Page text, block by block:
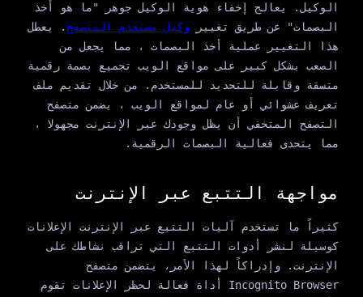
الوكيل. يعالج إخفاء هوية الوكيل جوهر "ما هو أخذ
البصمات" عن طريق تغيير
وكيل مستخدم المتصفح. يعطل
هذا التغيير عملية أخذ البصمات ، مما يجعل من
الصعب بشكل كبير على مواقع الويب تجميع بصمة رقمية
متسقة وقابلة للتحديد للمستخدم. من خلال تقديم ملف
تعريف عشوائي أو عام لمواقع الويب ، يضمن متصفح
التصفح المتخفي أن يظل وجودك عبر الإنترنت مجهولا ،
مما يتحدى فعالية البصمات الرقمية.
مواجهة التتبع عبر الإنترنت
كثيراً ما تستخدم آليات التتبع عبر الإنترنت الإعلانات
كوسيلة لنشر أدوات التتبع التي تراقب نشاطك على
الإنترنت. وإدراكاً لهذا الأمر، يتضمن متصفح
Incognito Browser أداة فعالة لحظر الإعلانات تقوم